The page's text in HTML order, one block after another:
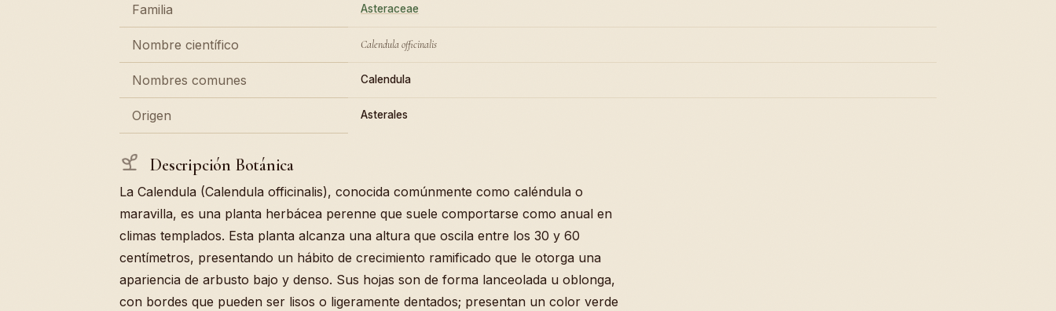
Familia Asteraceae
Nombre científico Calendula officinalis
Nombres comunes Calendula
Origen Asterales
Descripción Botánica
La Calendula (Calendula officinalis), conocida comúnmente como caléndula o
maravilla, es una planta herbácea perenne que suele comportarse como anual en
climas templados. Esta planta alcanza una altura que oscila entre los 30 y 60
centímetros, presentando un hábito de crecimiento ramificado que le otorga una
apariencia de arbusto bajo y denso. Sus hojas son de forma lanceolada u oblonga,
con bordes que pueden ser lisos o ligeramente dentados; presentan un color verde